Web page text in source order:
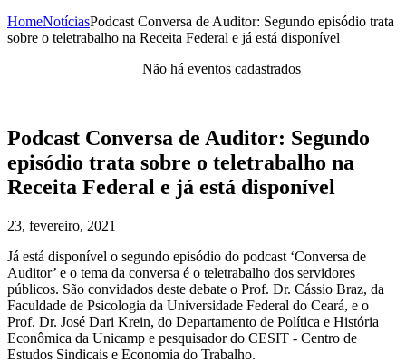
HomeNotíciasPodcast Conversa de Auditor: Segundo episódio trata
sobre o teletrabalho na Receita Federal e já está disponível
Não há eventos cadastrados
Podcast Conversa de Auditor: Segundo
episódio trata sobre o teletrabalho na
Receita Federal e já está disponível
23, fevereiro, 2021
Já está disponível o segundo episódio do podcast ‘Conversa de
Auditor’ e o tema da conversa é o teletrabalho dos servidores
públicos. São convidados deste debate o Prof. Dr. Cássio Braz, da
Faculdade de Psicologia da Universidade Federal do Ceará, e o
Prof. Dr. José Dari Krein, do Departamento de Política e História
Econômica da Unicamp e pesquisador do CESIT - Centro de
Estudos Sindicais e Economia do Trabalho.